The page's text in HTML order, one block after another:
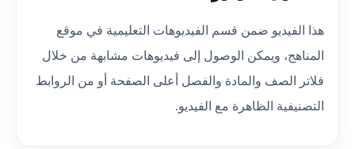
هذا الفيديو ضمن قسم الفيديوهات التعليمية في موقع
المناهج، ويمكن الوصول إلى فيديوهات مشابهة من خلال
فلاتر الصف والمادة والفصل أعلى الصفحة أو من الروابط
التصنيفية الظاهرة مع الفيديو.